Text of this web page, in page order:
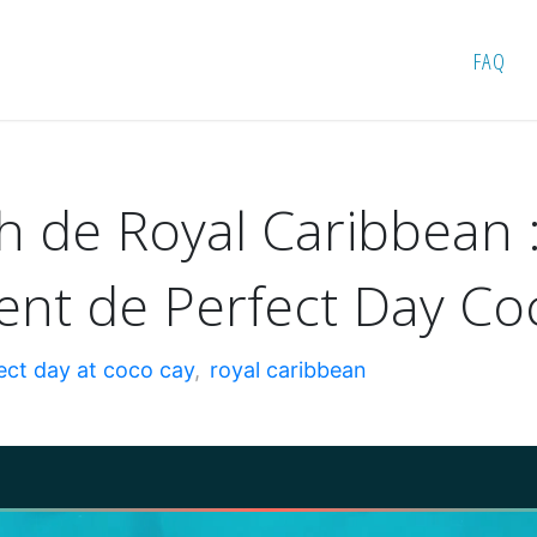
FAQ
de Royal
de Perfect Day
day at coco cay, royal caribbean